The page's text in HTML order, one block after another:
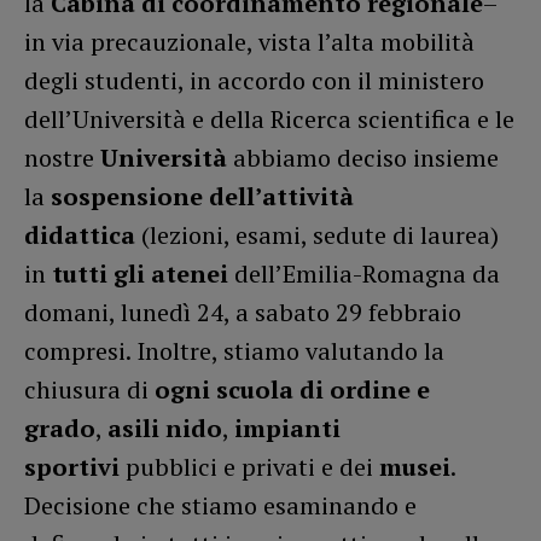
in via precauzionale, vista l’alta mobilità
degli studenti, in accordo con il ministero
dell’Università e della Ricerca scientifica e le
nostre Università abbiamo deciso insieme
la sospensione dell’attività
didattica (lezioni, esami, sedute di laurea)
in tutti gli atenei dell’Emilia-Romagna da
domani, lunedì 24, a sabato 29 febbraio
compresi. Inoltre, stiamo valutando la
chiusura di ogni scuola di ordine e
grado, asili nido, impianti
sportivi pubblici e privati e dei musei.
Decisione che stiamo esaminando e